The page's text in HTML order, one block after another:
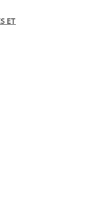
ET